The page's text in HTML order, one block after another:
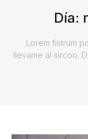
Día:
Lorem fistrum
llevame al sircoo.